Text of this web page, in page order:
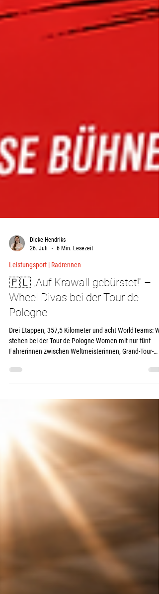
Dieke Hendriks
26. Juli
6 Min. Lesezeit
Leistungsport | Radrennen
🇵🇱 „Auf Krawall gebürstet!“ –
Wheel Divas bei der Tour de
Pologne
Drei Etappen, 357,5 Kilometer und acht WorldTeams:
stehen bei der Tour de Pologne Women mit nur fünf
Ziel. Bei Eurosport heißt es über uns: „auf Krawall
gebürstet“. Genau so fühlt sich diese Rundfahrt an. Vier
Jahre warten – dann stehen wir zwischen der Weltspitze
Vom 24. bis 26. Juli führt die 4. Tour de Pologn